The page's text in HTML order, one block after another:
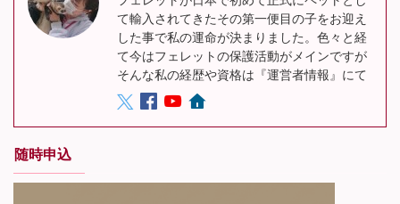
て輸入されてきたその第一便目の子をお迎え
した事で私の運命が決まりました。色々と経
て今はフェレットの保護活動がメインですが
そんな私の経歴や資格は『運営者情報』にて
随時申込